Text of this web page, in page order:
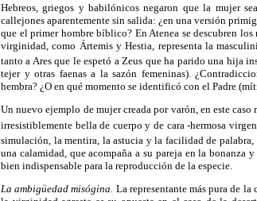
Hebreos, griegos y babilónicos negaron que la mujer
callejones aparentemente sin salida: ¿en una versión
que el primer hombre bíblico? En Atenea se descubren
virginidad, como Ártemis y Hestia, representa la
tanto a Ares que le espetó a Zeus que ha parido una hija
tejer y otras faenas a la sazón femeninas).
hembra? ¿O en qué momento se identificó con el Padre
Un nuevo ejemplo de mujer creada por varón, en este
irresistiblemente bella de cuerpo y de cara -hermosa
simulación, la mentira, la astucia y la facilidad de
una calamidad, que acompaña a su pareja en la bonanza
bien indispensable para la reproducción de la especie.
La ambigüedad misógina. La representante más pura de